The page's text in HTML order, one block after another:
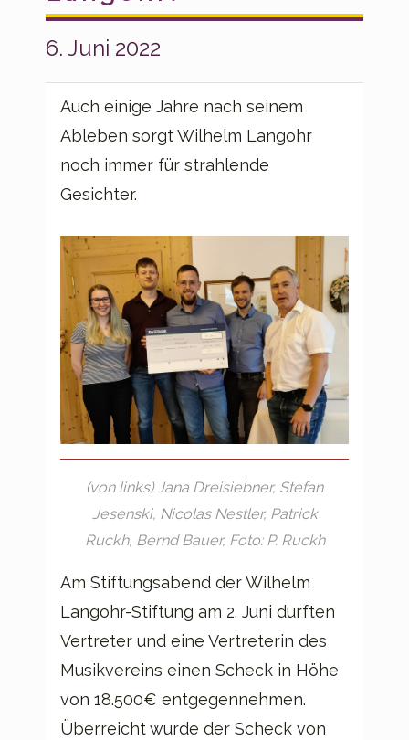
6. Juni 2022
Auch einige Jahre nach seinem
Ableben sorgt Wilhelm Langohr
noch immer für strahlende
Gesichter.
(von links) Jana Dreisiebner, Stefan
Jesenski, Nicolas Nestler, Patrick
Ruckh, Bernd Bauer, Foto: P. Ruckh
Am Stiftungsabend der Wilhelm
Langohr-Stiftung am 2. Juni durften
Vertreter und eine Vertreterin des
Musikvereins einen Scheck in Höhe
von 18.500€ entgegennehmen.
Überreicht wurde der Scheck von